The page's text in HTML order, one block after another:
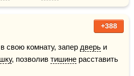
+388
свою комнату, запер дверь и
, позволив тишине расставить